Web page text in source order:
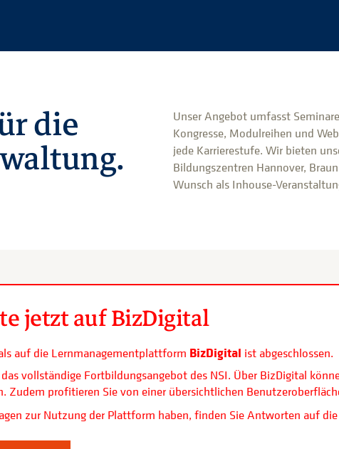
die
Unser Angebot umfasst
Kongresse, Modulreihen und
jede Karrierestufe. Wir bieten
Bildungszentren Hannover,
Wunsch als Inhouse-
jetzt auf BizDigital
auf die Lernmanagementplattform BizDigital ist abgeschlossen.
vollständige Fortbildungsangebot des NSI. Über BizDigital
profitieren Sie von einer übersichtlichen
zur Nutzung der Plattform haben, finden Sie Antworten auf